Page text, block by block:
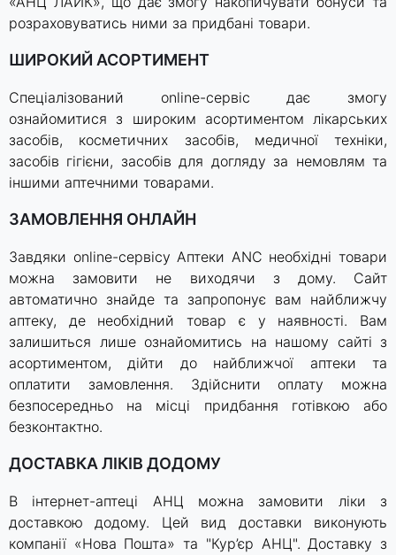
розраховуватись ними за придбані товари.
ШИРОКИЙ АСОРТИМЕНТ
Спеціалізований online-сервіс дає змогу
ознайомитися з широким асортиментом лікарських
засобів, косметичних засобів, медичної техніки,
засобів гігієни, засобів для догляду за немовлям та
іншими аптечними товарами.
ЗАМОВЛЕННЯ ОНЛАЙН
Завдяки online-сервісу Аптеки ANC необхідні товари
можна замовити не виходячи з дому. Сайт
автоматично знайде та запропонує вам найближчу
аптеку, де необхідний товар є у наявності. Вам
залишиться лише ознайомитись на нашому сайті з
асортиментом, дійти до найближчої аптеки та
оплатити замовлення. Здійснити оплату можна
безпосередньо на місці придбання готівкою або
безконтактно.
ДОСТАВКА ЛІКІВ ДОДОМУ
В інтернет-аптеці АНЦ можна замовити ліки з
доставкою додому. Цей вид доставки виконують
компанії «Нова Пошта» та "Кур’єр АНЦ". Доставку з